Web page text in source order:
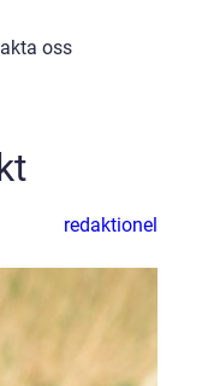
oss
redaktionel